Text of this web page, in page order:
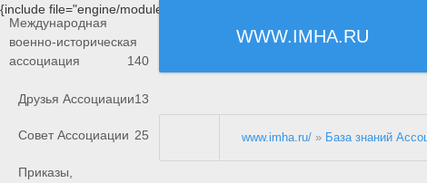
{include file="engine/modules/saperu/head.php"}
WWW.IMHA.RU
Международная
военно-историческая
ассоциация
140
Друзья Ассоциации13
Совет Ассоциации 25
Приказы,
www.imha.ru/ » База знаний